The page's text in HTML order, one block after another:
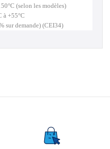
(selon les modèles)
à +55°C
sur demande) (CEI34)